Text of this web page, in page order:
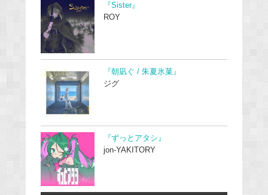
『Sister』
ROY
『朝凪ぐ / 朱夏氷菓』
ジグ
『ずっとアタシ』
jon-YAKITORY